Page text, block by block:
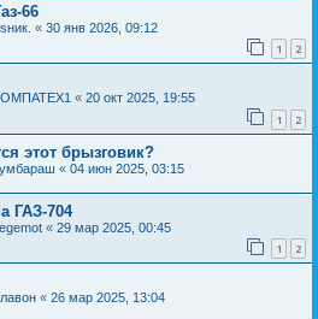
66
« 30 янв 2026, 09:12
1 2
« 20 окт 2025, 19:55
1 2
этот брызговик?
« 04 июн 2025, 03:15
ГАЗ-704
« 29 мар 2025, 00:45
1 2
« 26 мар 2025, 13:04